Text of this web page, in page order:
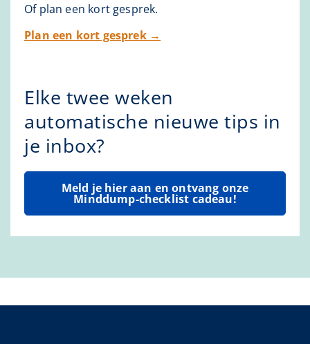
Of plan een kort gesprek.
Plan een kort gesprek →
Elke twee weken
automatische nieuwe tips in
je inbox?
Meld je hier aan en ontvang onze
Minddump-checklist cadeau!